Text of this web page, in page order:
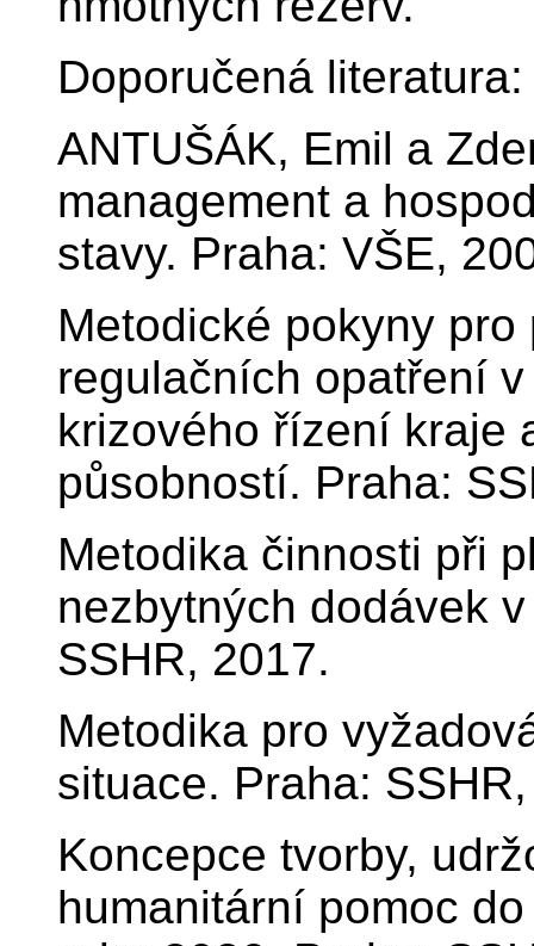
Doporučená literatura:
ANTUŠÁK, Emil a
management a
stavy. Praha: VŠE,
Metodické pokyny
regulačních opatření
krizového řízení kraje
působností. Praha:
Metodika činnosti při
nezbytných dodávek
SSHR, 2017.
Metodika pro
situace. Praha:
Koncepce tvorby,
humanitární pomoc